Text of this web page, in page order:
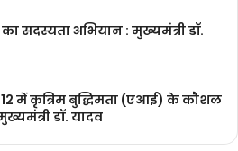
सदस्यता अभियान : मुख्यमंत्री डॉ.
12 में कृ‍त्रिम बुद्धिमता (एआई) के कौशल
डॉ. यादव